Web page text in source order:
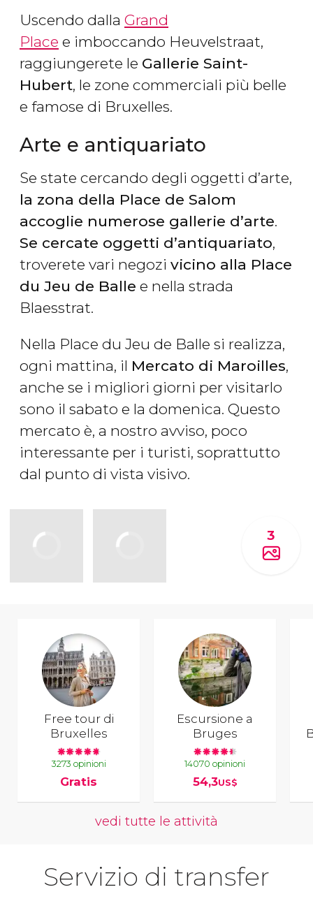
Uscendo dalla Grand
Place e imboccando Heuvelstraat,
raggiungerete le Gallerie Saint-
Hubert, le zone commerciali più belle
e famose di Bruxelles.
Arte e antiquariato
Se state cercando degli oggetti d’arte,
la zona della Place de Salom
accoglie numerose gallerie d’arte.
Se cercate oggetti d’antiquariato,
troverete vari negozi vicino alla Place
du Jeu de Balle e nella strada
Blaesstrat.
Nella Place du Jeu de Balle si realizza,
ogni mattina, il Mercato di Maroilles,
anche se i migliori giorni per visitarlo
sono il sabato e la domenica. Questo
mercato è, a nostro avviso, poco
interessante per i turisti, soprattutto
dal punto di vista visivo.
3
Free tour di
Bruxelles
3273 opinioni
Gratis
Escursione a
Bruges
14070 opinioni
54,3US$
vedi tutte le attività
Servizio di transfer